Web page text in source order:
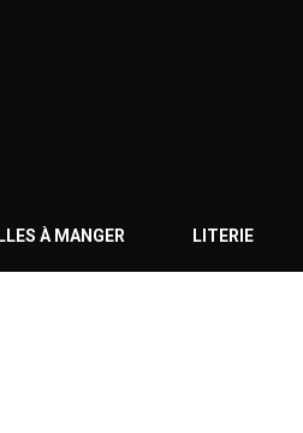
À MANGER LITERIE